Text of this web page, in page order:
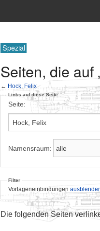
Spezial
Seiten, die auf
← Hock, Felix
Links auf diese Seite
Seite:
Namensraum:
Filter
Vorlageneinbindungen
Die folgenden Seiten